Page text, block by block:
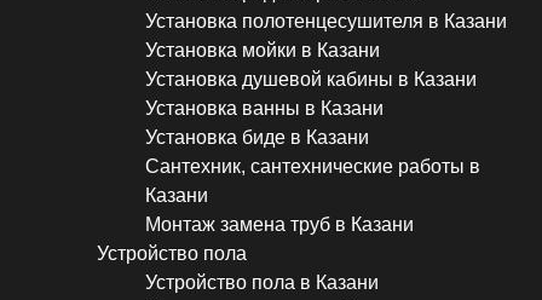
Установка полотенцесушителя в Казани
Установка мойки в Казани
Установка душевой кабины в Казани
Установка ванны в Казани
Установка биде в Казани
Сантехник, сантехнические работы в
Казани
Монтаж замена труб в Казани
Устройство пола
Устройство пола в Казани